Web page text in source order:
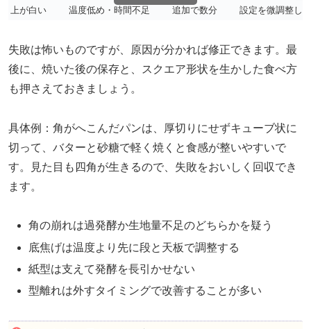
上が白い
温度低め・時間不足 追加で数分 設定を微調整し
失敗は怖いものですが、原因が分かれば修正できます。最
後に、焼いた後の保存と、スクエア形状を生かした食べ方
も押さえておきましょう。
具体例：角がへこんだパンは、厚切りにせずキューブ状に
切って、バターと砂糖で軽く焼くと食感が整いやすいで
す。見た目も四角が生きるので、失敗をおいしく回収でき
ます。
角の崩れは過発酵か生地量不足のどちらかを疑う
底焦げは温度より先に段と天板で調整する
紙型は支えて発酵を長引かせない
型離れは外すタイミングで改善することが多い